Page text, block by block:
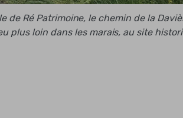
de Ré Patrimoine, le chemin de la
plus loin dans les marais, au site